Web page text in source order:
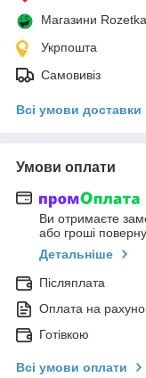
Магазини Rozetka
Укрпошта
Самовивіз
Всі умови доставки
Умови оплати
Ви отримаєте
або гроші
Детальніше
Післяплата
Оплата на
Готівкою
Всі умови оплати